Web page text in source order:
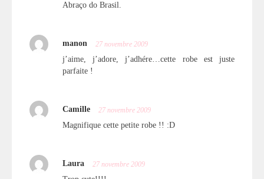
Abraço do Brasil.
manon 27 novembre 2009
j’aime, j’adore, j’adhére…cette robe est juste
parfaite !
Camille 27 novembre 2009
Magnifique cette petite robe !! :D
Laura 27 novembre 2009